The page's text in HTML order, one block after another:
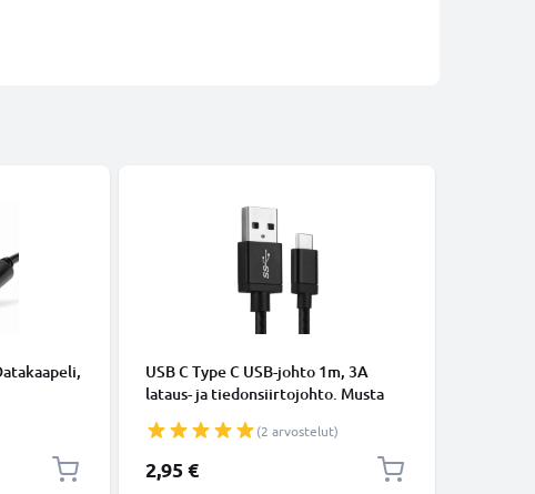
USB C Type C USB-johto 1m, 3A
lataus- ja tiedonsiirtojohto. Musta
USB-kaapeli
(2 arvostelut)
2,95 €